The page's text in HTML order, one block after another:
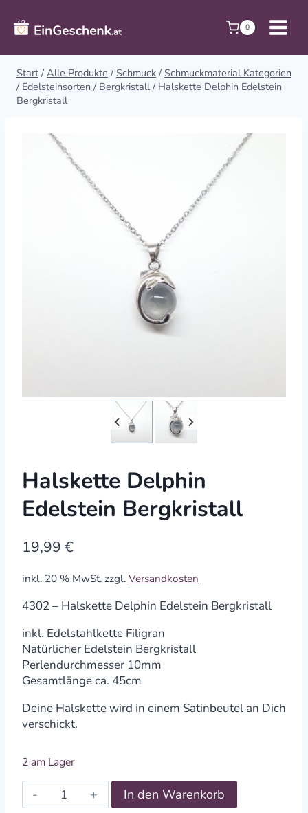
Inhalt
springen
0
Start / Alle Produkte / Schmuck / Schmuckmaterial Kategorien
/ Edelsteinsorten / Bergkristall / Halskette Delphin Edelstein
Bergkristall
Halskette Delphin
Edelstein Bergkristall
19,99 €
inkl. 20 % MwSt. zzgl. Versandkosten
4302 – Halskette Delphin Edelstein Bergkristall
inkl. Edelstahlkette Filigran
Natürlicher Edelstein Bergkristall
Perlendurchmesser 10mm
Gesamtlänge ca. 45cm
Deine Halskette wird in einem Satinbeutel an Dich
verschickt.
2 am Lager
Halskette
Delphin
In den Warenkorb